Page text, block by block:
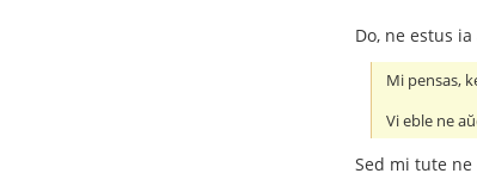
Do, ne estus
Mi pensas,
Vi eble ne
Sed mi tute